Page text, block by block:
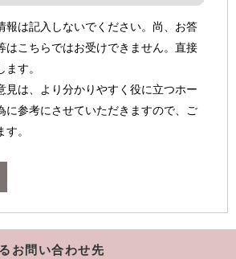
報は記入しないでください。尚、お答
はこちらではお受けできません。直接
す。
見は、より分かりやすく役に立つホー
に参考にさせていただきますので、ご
。
お問い合わせ先